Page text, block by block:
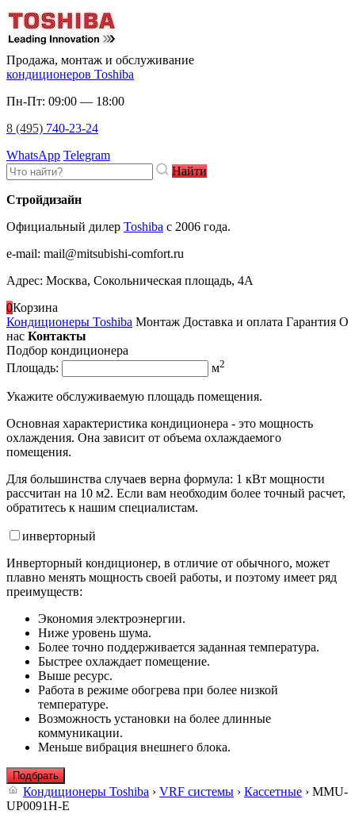
Продажа, монтаж и обслуживание
кондиционеров Toshiba
Пн-Пт: 09:00 — 18:00
8 (495) 740-23-24
WhatsApp Telegram
Найти
Стройдизайн
Официальный дилер Toshiba c 2006 года.
e-mail: mail@mitsubishi-comfort.ru
Адрес: Москва, Сокольническая площадь, 4А
0Корзина
Кондиционеры Toshiba Монтаж Доставка и оплата Гарантия О
нас Контакты
Подбор кондиционера
Площадь:
м2
Укажите обслуживаемую площадь помещения.
Основная характеристика кондиционера - это мощность
охлаждения. Она зависит от объема охлаждаемого
помещения.
Для большинства случаев верна формула: 1 кВт мощности
рассчитан на 10 м2. Если вам необходим более точный расчет,
обратитесь к нашим специалистам.
инверторный
Инверторный кондиционер, в отличие от обычного, может
плавно менять мощность своей работы, и поэтому имеет ряд
преимуществ:
Экономия электроэнергии.
Ниже уровень шума.
Более точно поддерживается заданная температура.
Быстрее охлаждает помещение.
Выше ресурс.
Работа в режиме обогрева при более низкой
температуре.
Возможность установки на более длинные
коммуникации.
Меньше вибрация внешнего блока.
Подбрать
Кондиционеры Toshiba › VRF системы › Кассетные › MMU-
UP0091H-E